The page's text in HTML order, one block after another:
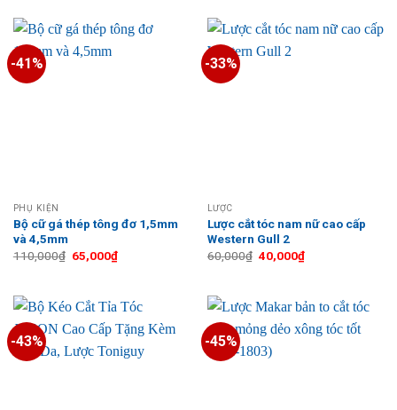
99,000₫.
200,000₫.
-41%
PHỤ KIỆN
Bộ cữ gá thép tông đơ 1,5mm
và 4,5mm
110,000₫ Giá
gốc
65,000₫Giá
hiện
65,000₫.
-33%
LƯỢC
Lược cắt tóc nam nữ cao cấp
Western Gull 2
60,000₫ Giá
gốc
40,000₫Giá
hiện
40,000₫.
-43% -45%